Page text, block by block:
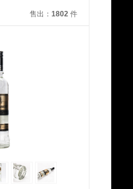
售出： 1802件